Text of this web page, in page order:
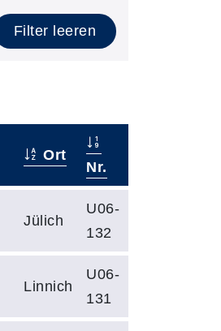
Filter leeren
Ort
Nr.
Jülich
U06-
132
Linnich
U06-
131